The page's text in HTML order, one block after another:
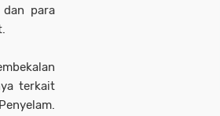
dan para
terkait